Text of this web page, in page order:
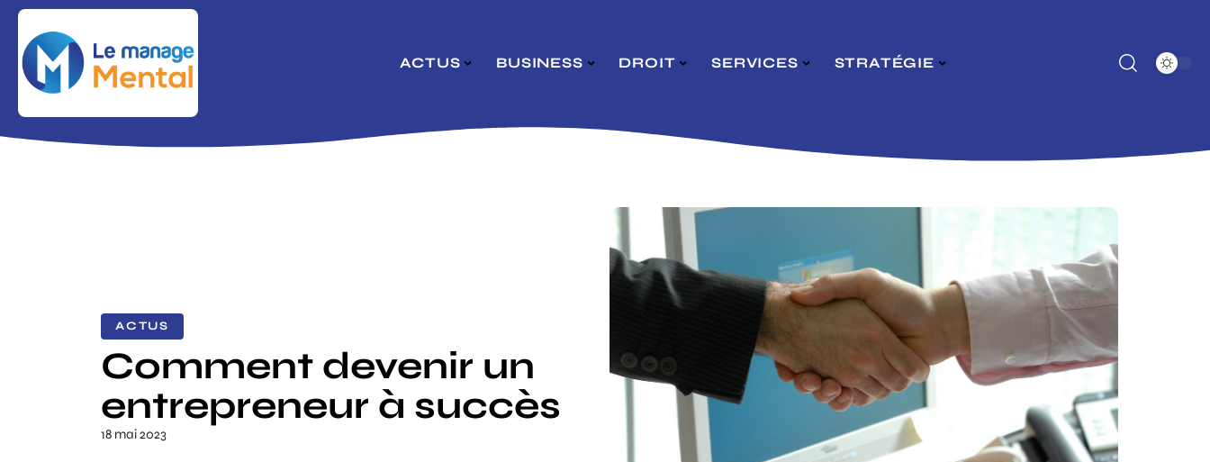
ACTUS BUSINESS DROIT SERVICES STRATÉGIE
ACTUS
Comment devenir un
entrepreneur à succès
18 mai 2023